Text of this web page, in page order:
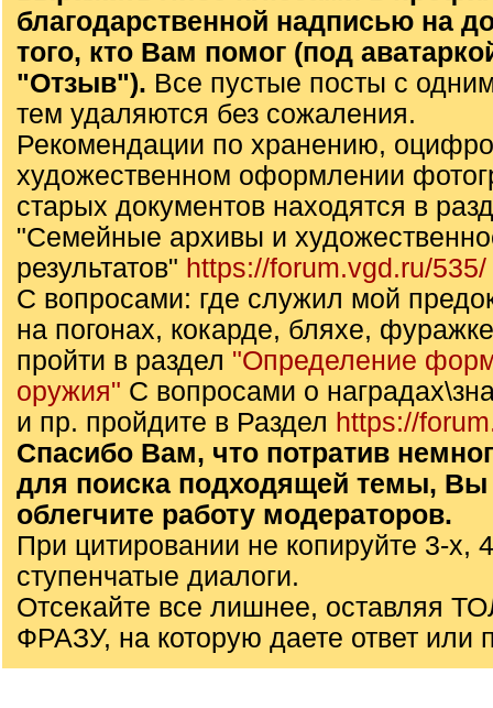
благодарственной надписью на
того, кто Вам помог (под
"Отзыв"). Все пустые посты с
тем удаляются без сожаления.
Рекомендации по хранению,
художественном оформлении
старых документов находятся в
"Семейные архивы и
результатов" https://forum.vgd.ru/535/
С вопросами: где служил мой
на погонах, кокарде, бляхе,
пройти в раздел "Определение
оружия" С вопросами о
и пр. пройдите в Раздел https://
Спасибо Вам, что потратив
для поиска подходящей темы,
облегчите работу модераторов.
При цитировании не копируйте 3-х,
ступенчатые диалоги.
Отсекайте все лишнее, оставляя
ФРАЗУ, на которую даете ответ или